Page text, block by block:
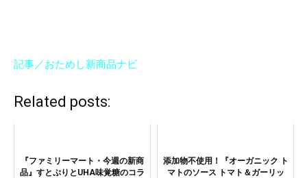
記事／おためし新商品ナビ
Related posts:
『ファミリーマート・今週の新商
品』すとぷりとUHA味覚糖のコラ
添加物不使用！『オーガニック ト
マトのソース トマト＆ガーリッ